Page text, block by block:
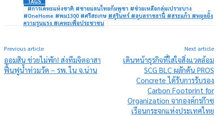
#การเคหะแห่งชาติ #ชายแดนไทยกัมพูชา #ช่วยเหลือกลุ่มเปราะบาง
#OneHome #พม1300 #ศรีสะเกษ #สุรินทร์ #อุบลราชธานี #สระแก้ว #หยุดยั้ง
ความรุนแรง #เคหะเพื่อประชาชน
Previous article
ออมสิน ช่วยไม่พัก! ส่งทีมจิตอาสา
ฟื้นฟูน้ำท่วมวัด – รพ. ใน จ.น่าน
Next article
เดินหน้าธุรกิจที่ใส่ใจสิ่งแวดล้อม
SCG BLC ผลักดัน PROS
Concrete ได้รับการรับรอง
Carbon Footprint for
Organization จากองค์กรก๊าซ
เรือนกระจกแห่งประเทศไทย